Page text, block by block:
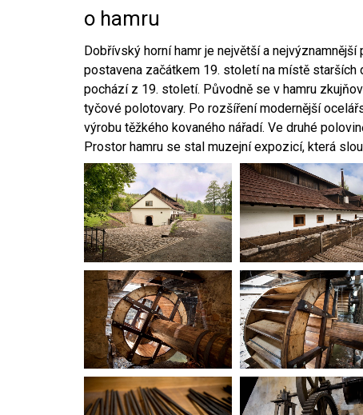
o hamru
Dobřívský horní hamr je největší a
postavena začátkem 19. století na místě starších
pochází z 19. století. Původně se v hamru
tyčové polotovary. Po rozšíření modernější
výrobu těžkého kovaného nářadí. Ve druhé
Prostor hamru se stal muzejní expozicí, která